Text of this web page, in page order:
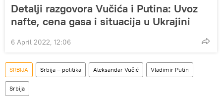
Detalji razgovora Vučića i Putina: Uvoz
nafte, cena gasa i situacija u Ukrajini
6 April 2022, 12:06
SRBIJA Srbija – politika Aleksandar Vučić Vladimir Putin
Srbija